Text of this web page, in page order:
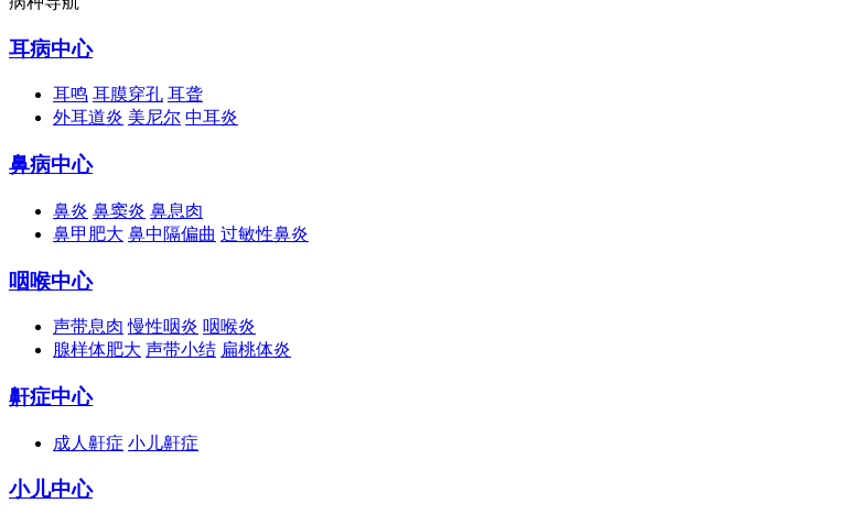
耳病中心
耳鸣 耳膜穿孔 耳聋
外耳道炎 美尼尔 中耳炎
鼻病中心
鼻炎 鼻窦炎 鼻息肉
鼻甲肥大 鼻中隔偏曲 过敏性鼻炎
咽喉中心
声带息肉 慢性咽炎 咽喉炎
腺样体肥大 声带小结 扁桃体炎
鼾症中心
成人鼾症 小儿鼾症
小儿中心